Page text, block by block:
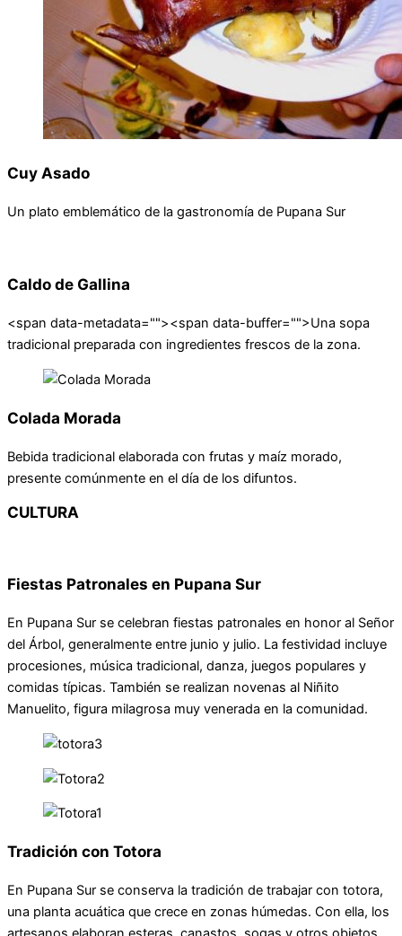
Cuy Asado
Un plato emblemático de la gastronomía de Pupana Sur
Caldo de Gallina
<span data-metadata=""><span data-buffer="">Una sopa
tradicional preparada con ingredientes frescos de la zona.
Colada Morada
Bebida tradicional elaborada con frutas y maíz morado,
presente comúnmente en el día de los difuntos.
CULTURA
Fiestas Patronales en Pupana Sur
En Pupana Sur se celebran fiestas patronales en honor al Señor
del Árbol, generalmente entre junio y julio. La festividad incluye
procesiones, música tradicional, danza, juegos populares y
comidas típicas. También se realizan novenas al Niñito
Manuelito, figura milagrosa muy venerada en la comunidad.
Tradición con Totora
En Pupana Sur se conserva la tradición de trabajar con totora,
una planta acuática que crece en zonas húmedas. Con ella, los